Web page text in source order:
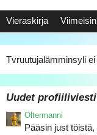
Vieraskirja
Tvruutujalämminsyli
Uudet
Oltermanni
Pääsin just